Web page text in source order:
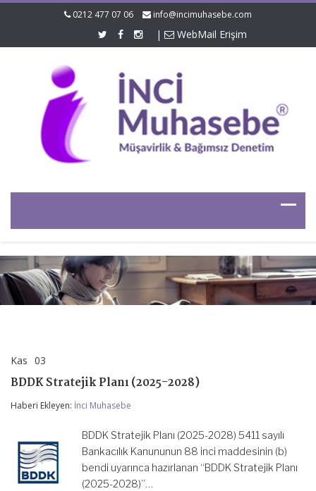
0212 477 07 06 info@incimuhasebe.com
| WebMail Erişim
Kas 03
Planı
2028)
BDDK Stratejik Planı (2025-2028)
Haberi Ekleyen: İnci Muhasebe
BDDK Stratejik Planı (2025-2028) 5411 sayılı
Bankacılık Kanununun 88 inci maddesinin (b)
bendi uyarınca hazırlanan “BDDK Stratejik Planı
(2025-2028)”…